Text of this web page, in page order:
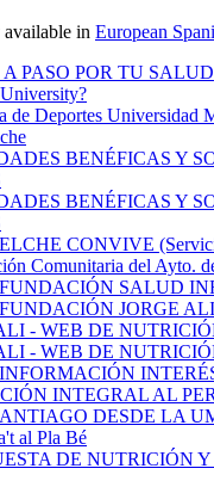
in European
A PASO POR TU SALUD
de Deportes Universidad
BENÉFICAS Y
BENÉFICAS Y
CONVIVE
Comunitaria del Ayto.
FUNDACIÓN SALUD
JORGE
- WEB DE
- WEB DE
INFORMACIÓN
INTEGRAL AL
DESDE LA
al Pla Bé
DE NUTRICIÓN